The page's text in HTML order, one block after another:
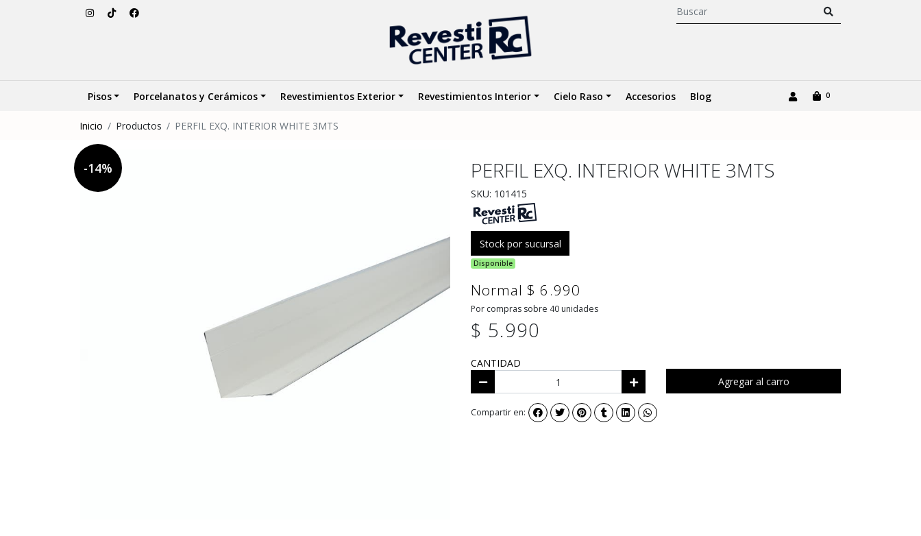
Pisos Porcelanatos y Cerámicos Revestimientos Exterior Revestimientos Interior Cielo Raso Accesorios Blog 0
Inicio Productos PERFIL EXQ. INTERIOR WHITE 3MTS
-14% PERFIL EXQ. INTERIOR WHITE 3MTS
SKU: 101415
Stock por sucursal
Disponible
Normal $ 6.990
Por compras sobre 40 unidades
$ 5.990
CANTIDAD
Agregar al carro
Compartir en: